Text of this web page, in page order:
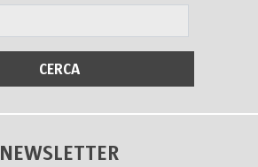
NEWSLETTER